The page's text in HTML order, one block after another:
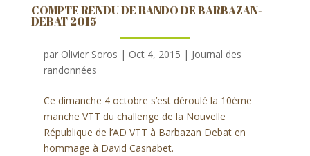
COMPTE RENDU DE RANDO DE BARBAZAN-
DEBAT 2015
par Olivier Soros | Oct 4, 2015 | Journal des
randonnées
Ce dimanche 4 octobre s’est déroulé la 10éme
manche VTT du challenge de la Nouvelle
République de l’AD VTT à Barbazan Debat en
hommage à David Casnabet.